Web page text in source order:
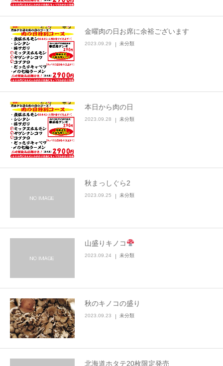
金曜肉の日お席に余裕ございます
2023.09.29 未分類
本日から肉の日
2023.09.28 未分類
秋まっしぐら2
2023.09.25 未分類
山盛りキノコ
2023.09.24 未分類
秋のキノコの盛り
2023.09.23 未分類
北海道ホタテ20枚限定発売